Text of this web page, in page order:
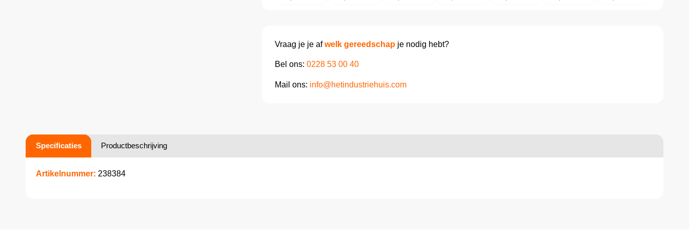
Vraag je je afwelk gereedschapje nodig hebt?
Bel ons: 0228 53 00 40
Mail ons: info@hetindustriehuis.com
Specificaties Productbeschrijving
Artikelnummer: 238384